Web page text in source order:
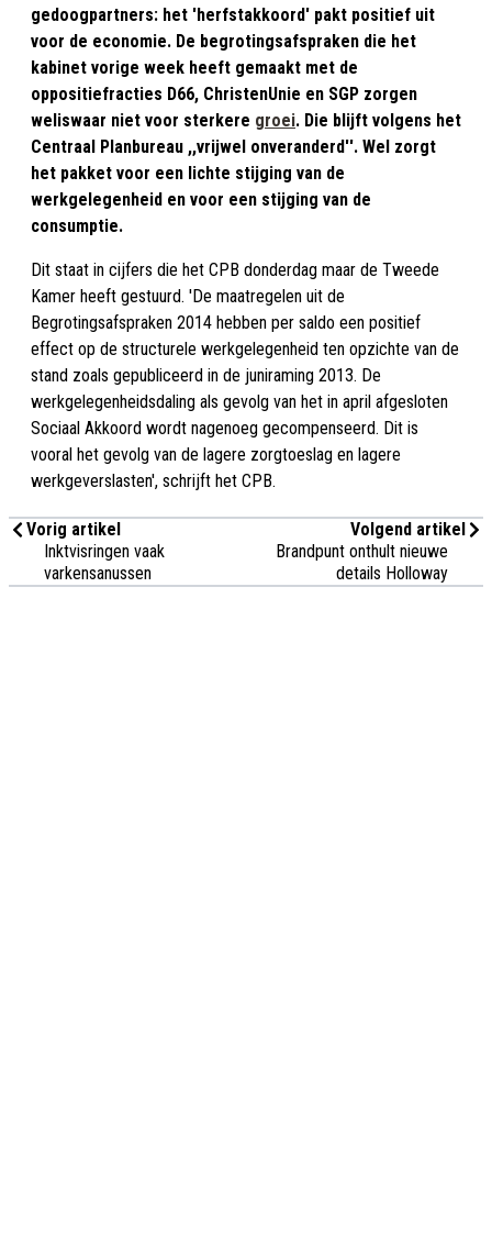
gedoogpartners: het 'herfstakkoord' pakt positief uit
voor de economie. De begrotingsafspraken die het
kabinet vorige week heeft gemaakt met de
oppositiefracties D66, ChristenUnie en SGP zorgen
weliswaar niet voor sterkere groei. Die blijft volgens het
Centraal Planbureau ,,vrijwel onveranderd''. Wel zorgt
het pakket voor een lichte stijging van de
werkgelegenheid en voor een stijging van de
consumptie.
Dit staat in cijfers die het CPB donderdag maar de Tweede
Kamer heeft gestuurd. 'De maatregelen uit de
Begrotingsafspraken 2014 hebben per saldo een positief
effect op de structurele werkgelegenheid ten opzichte van de
stand zoals gepubliceerd in de juniraming 2013. De
werkgelegenheidsdaling als gevolg van het in april afgesloten
Sociaal Akkoord wordt nagenoeg gecompenseerd. Dit is
vooral het gevolg van de lagere zorgtoeslag en lagere
werkgeverslasten', schrijft het CPB.
Vorig artikel
Inktvisringen vaak
varkensanussen
Volgend artikel
Brandpunt onthult nieuwe
details Holloway